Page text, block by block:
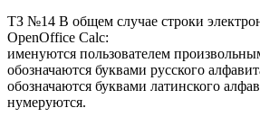
ТЗ №14 В общем случае строки
OpenOffice Calc:
именуются пользователем
обозначаются буквами русского
обозначаются буквами латинского
нумеруются.